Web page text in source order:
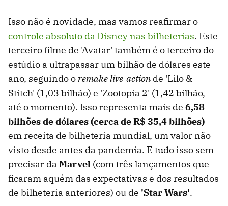
Isso não é novidade, mas vamos reafirmar o
controle absoluto da Disney nas bilheterias. Este
terceiro filme de 'Avatar' também é o terceiro do
estúdio a ultrapassar um bilhão de dólares este
ano, seguindo oremakelive-action de 'Lilo &
Stitch' (1,03 bilhão) e 'Zootopia 2' (1,42 bilhão,
até o momento). Isso representa mais de 6,58
bilhões de dólares (cerca de R$ 35,4 bilhões)
em receita de bilheteria mundial, um valor não
visto desde antes da pandemia. E tudo isso sem
precisar da Marvel (com três lançamentos que
ficaram aquém das expectativas e dos resultados
de bilheteria anteriores) ou de 'Star Wars'.